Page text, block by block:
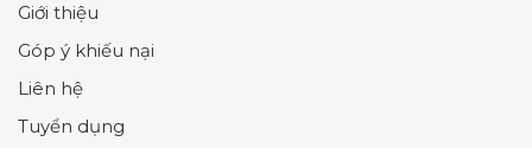
Giới thiệu
Góp ý khiếu nại
Liên hệ
Tuyển dụng